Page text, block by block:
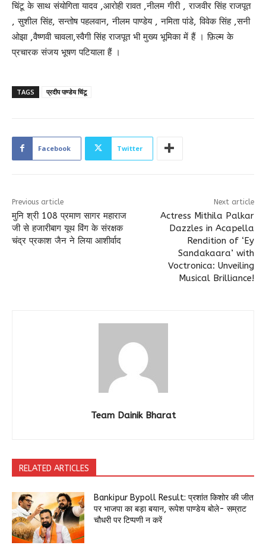
चिंटू के साथ संयोगिता यादव ,आरोही रावत ,नीलम गीरी , राजवीर सिंह राजपूत
, सुशील सिंह, सन्तोष पहलवान, नीलम पाण्डेय , नमिता पांडे, विवेक सिंह ,सनी
ओझा ,वैष्णवी चावला,स्वैगी सिंह राजपूत भी मुख्य भूमिका में हैं । फ़िल्म के
प्रचारक संजय भूषण पटियाला हैं ।
TAGS प्रदीप पाण्डेय चिंटू
Facebook Twitter
Previous article
मुनि श्री 108 प्रमाण सागर महाराज
जी से हजारीबाग यूथ विंग के संरक्षक
चंद्र प्रकाश जैन ने लिया आशीर्वाद
Next article
Actress Mithila Palkar
Dazzles in Acapella
Rendition of ‘Ey
Sandakaara’ with
Voctronica: Unveiling
Musical Brilliance!
Team Dainik Bharat
RELATED ARTICLES
Bankipur Bypoll Result: प्रशांत किशोर की जीत
पर भाजपा का बड़ा बयान, रूपेश पाण्डेय बोले- सम्राट
चौधरी पर टिप्पणी न करें